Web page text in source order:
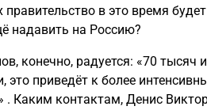
правительство в это время
надавить на Россию?
конечно, радуется: «70 тысяч
это приведёт к более
. Каким контактам, Денис